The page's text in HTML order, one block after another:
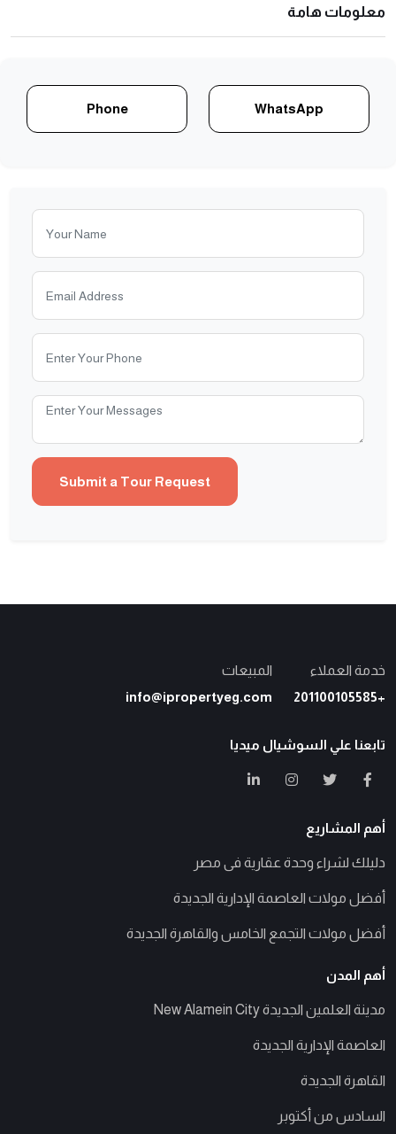
معلومات هامة
WhatsApp
Phone
خدمة العملاء
+201100105585
المبيعات
info@ipropertyeg.com
تابعنا علي السوشيال ميديا
أهم المشاريع
دليلك لشراء وحدة عقارية فى مصر
أفضل مولات العاصمة الإدارية الجديدة
أفضل مولات التجمع الخامس والقاهرة الجديدة
أهم المدن
مدينة العلمين الجديدة New Alamein City
العاصمة الإدارية الجديدة
القاهرة الجديدة
السادس من أكتوبر